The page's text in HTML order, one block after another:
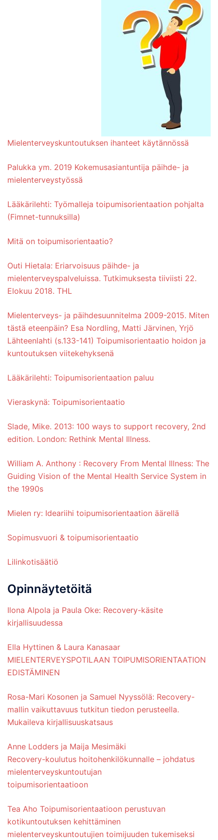
Mielenterveyskuntoutuksen ihanteet käytännössä
Palukka ym. 2019 Kokemusasiantuntija päihde- ja
mielenterveystyössä
Lääkärilehti: Työmalleja toipumisorientaation pohjalta
(Fimnet-tunnuksilla)
Mitä on toipumisorientaatio?
Outi Hietala: Eriarvoisuus päihde- ja
mielenterveyspalveluissa. Tutkimuksesta tiiviisti 22.
Elokuu 2018. THL
Mielenterveys- ja päihdesuunnitelma 2009-2015. Miten
tästä eteenpäin? Esa Nordling, Matti Järvinen, Yrjö
Lähteenlahti (s.133-141) Toipumisorientaatio hoidon ja
kuntoutuksen viitekehyksenä
Lääkärilehti: Toipumisorientaation paluu
Vieraskynä: Toipumisorientaatio
Slade, Mike. 2013: 100 ways to support recovery, 2nd
edition. London: Rethink Mental Illness.
William A. Anthony : Recovery From Mental Illness: The
Guiding Vision of the Mental Health Service System in
the 1990s
Mielen ry: Ideariihi toipumisorientaation äärellä
Sopimusvuori & toipumisorientaatio
Lilinkotisäätiö
Opinnäytetöitä
Ilona Alpola ja Paula Oke: Recovery-käsite
kirjallisuudessa
Ella Hyttinen & Laura Kanasaar
MIELENTERVEYSPOTILAAN TOIPUMISORIENTAATION
EDISTÄMINEN
Rosa-Mari Kosonen ja Samuel Nyyssölä: Recovery-
mallin vaikuttavuus tutkitun tiedon perusteella.
Mukaileva kirjallisuuskatsaus
Anne Lodders ja Maija Mesimäki
Recovery-koulutus hoitohenkilökunnalle – johdatus
mielenterveyskuntoutujan
toipumisorientaatioon
Tea Aho Toipumisorientaatioon perustuvan
kotikuntoutuksen kehittäminen
mielenterveyskuntoutujien toimijuuden tukemiseksi